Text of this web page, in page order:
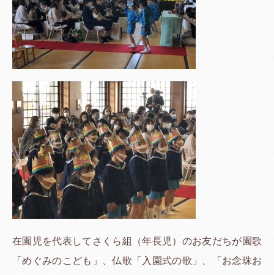
在園児を代表してさくら組（年長児）のお友だちが園歌
「めぐみのこども」、仏歌「入園式の歌」、「お念珠お